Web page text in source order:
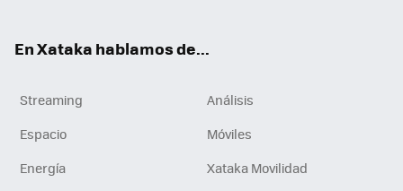
En Xataka hablamos de...
Streaming
Análisis
Espacio
Móviles
Energía
Xataka Movilidad